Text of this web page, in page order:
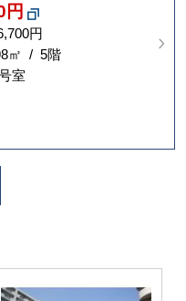
円
円
㎡ / 5階
室